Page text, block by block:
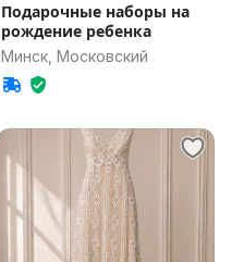
Подарочные наборы на
рождение ребенка
Минск, Московский